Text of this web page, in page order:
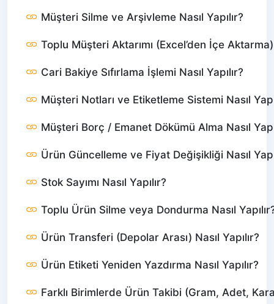
Müşteri Silme ve Arşivleme Nasıl Yapılır?
Toplu Müşteri Aktarımı (Excel’den İçe Aktarma)
Cari Bakiye Sıfırlama İşlemi Nasıl Yapılır?
Müşteri Notları ve Etiketleme Sistemi Nasıl
Müşteri Borç / Emanet Dökümü Alma Nasıl
Ürün Güncelleme ve Fiyat Değişikliği Nasıl
Stok Sayımı Nasıl Yapılır?
Toplu Ürün Silme veya Dondurma Nasıl
Ürün Transferi (Depolar Arası) Nasıl Yapılır?
Ürün Etiketi Yeniden Yazdırma Nasıl Yapılır?
Farklı Birimlerde Ürün Takibi (Gram, Adet,